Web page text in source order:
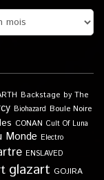
Backstage by The
Biohazard Boule Noire
CONAN Cult Of Luna
Monde Electro
ENSLAVED
glazart GOJIRA